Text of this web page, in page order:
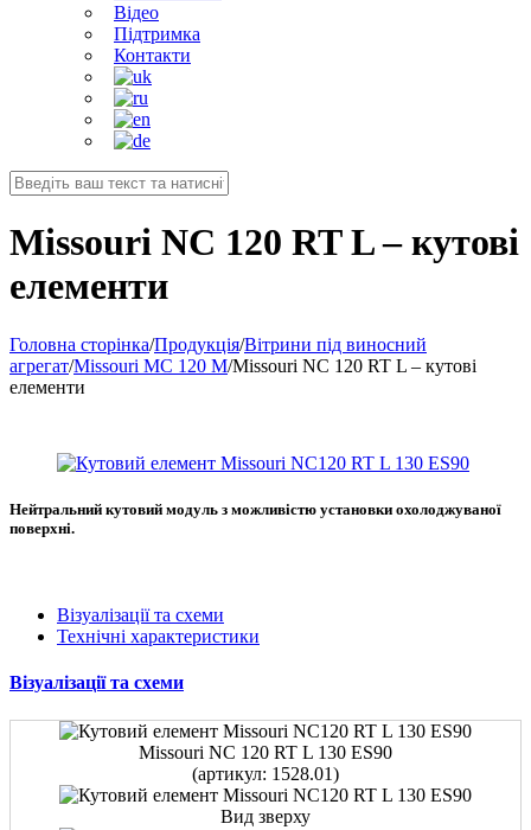
Відео
Підтримка
Контакти
Missouri NC 120 RT L – кутові
елементи
Головна сторінка/Продукція/Вітрини під виносний
агрегат/Missouri MC 120 M/Missouri NC 120 RT L – кутові
елементи
Нейтральний кутовий модуль з можливістю установки охолоджуваної
поверхні.
Візуалізації та схеми
Технічні характеристики
Візуалізації та схеми
Мissouri NC 120 RT L 130 ES90
(артикул: 1528.01)
Вид зверху